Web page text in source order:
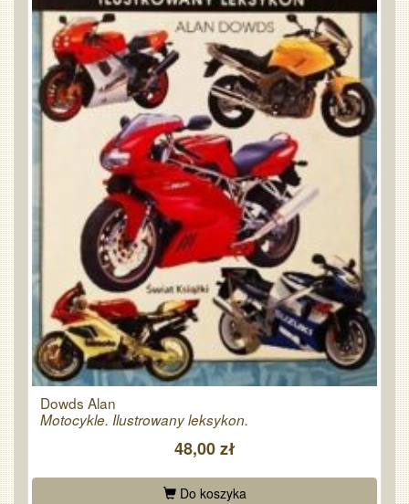
Dowds Alan
Motocykle. Ilustrowany leksykon.
48,00 zł
Do koszyka